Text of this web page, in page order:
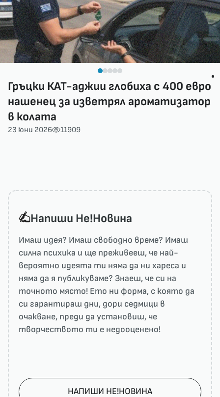
Гръцки КАТ-аджии глобиха с 400 евро
нашенец за изветрял ароматизатор
в колата
23 юни 2026 11909
Напиши He!Новина
Имаш идея? Имаш свободно време? Имаш
силна психика и ще преживееш, че най-
вероятно идеята ти няма да ни харесa и
няма да я публикуваме? Знаеш, че си на
точното място! Ето ни форма, с която да
си гарантираш дни, дори седмици в
очакване, преди да установиш, че
творчеството ти е недооценено!
НАПИШИ НЕ!НОВИНА